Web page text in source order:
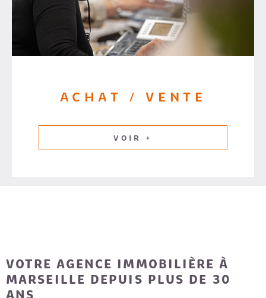
ACHAT / VENTE
VOIR +
VOTRE AGENCE IMMOBILIÈRE À
MARSEILLE DEPUIS PLUS DE 30